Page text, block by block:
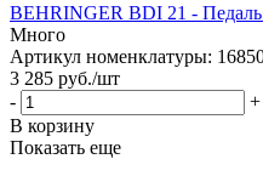
BEHRINGER BDI 21 - Педаль
Много
Артикул номенклатуры:
3 285 руб./шт
-
+
В корзину
Показать еще